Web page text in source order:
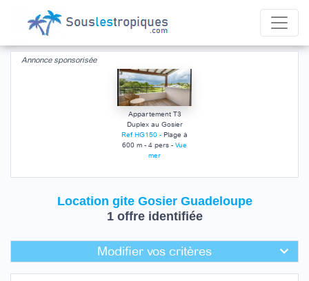
Annonce sponsorisée
Appartement T3
Duplex au Gosier
Ref HG150 - Plage à
600 m - 4 pers - Vue
mer
Location gite Gosier Guadeloupe
1 offre identifiée
Modifier vos critères